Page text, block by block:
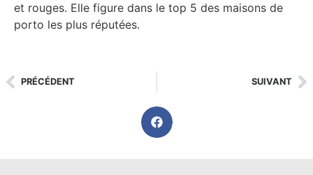
et rouges. Elle figure dans le top 5 des maisons de
porto les plus réputées.
PRÉCÉDENT SUIVANT